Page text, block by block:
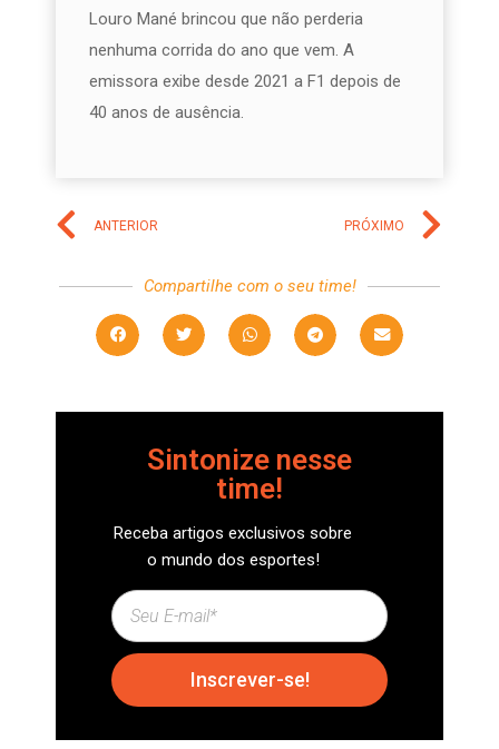
Louro Mané brincou que não perderia
nenhuma corrida do ano que vem. A
emissora exibe desde 2021 a F1 depois de
40 anos de ausência.
ANTERIOR PRÓXIMO
Compartilhe com o seu time!
Sintonize nesse
time!
Receba artigos exclusivos sobre
o mundo dos esportes!
Inscrever-se!